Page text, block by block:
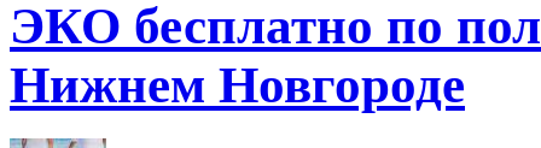
ЭКО бесплатно по
Нижнем Новгороде